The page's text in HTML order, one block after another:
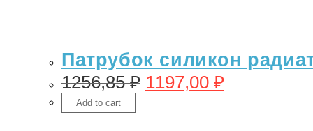
Патрубок силикон
1256,85₽ 1197,00 ₽
Add to cart